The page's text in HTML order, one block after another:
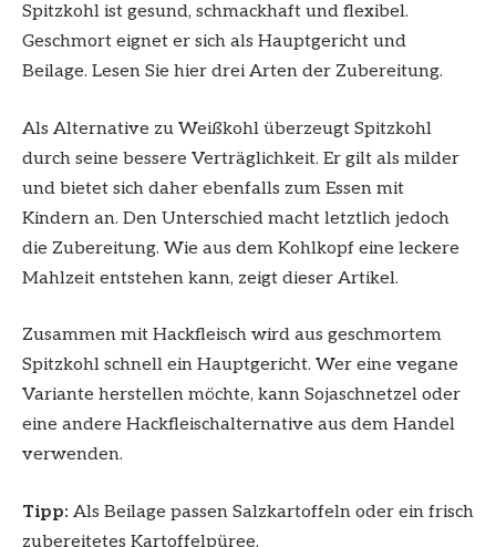
Spitzkohl ist gesund, schmackhaft und flexibel.
Geschmort eignet er sich als Hauptgericht und
Beilage. Lesen Sie hier drei Arten der Zubereitung.
Als Alternative zu Weißkohl überzeugt Spitzkohl
durch seine bessere Verträglichkeit. Er gilt als milder
und bietet sich daher ebenfalls zum Essen mit
Kindern an. Den Unterschied macht letztlich jedoch
die Zubereitung. Wie aus dem Kohlkopf eine leckere
Mahlzeit entstehen kann, zeigt dieser Artikel.
Zusammen mit Hackfleisch wird aus geschmortem
Spitzkohl schnell ein Hauptgericht. Wer eine vegane
Variante herstellen möchte, kann Sojaschnetzel oder
eine andere Hackfleischalternative aus dem Handel
verwenden.
Tipp: Als Beilage passen Salzkartoffeln oder ein frisch
zubereitetes Kartoffelpüree.